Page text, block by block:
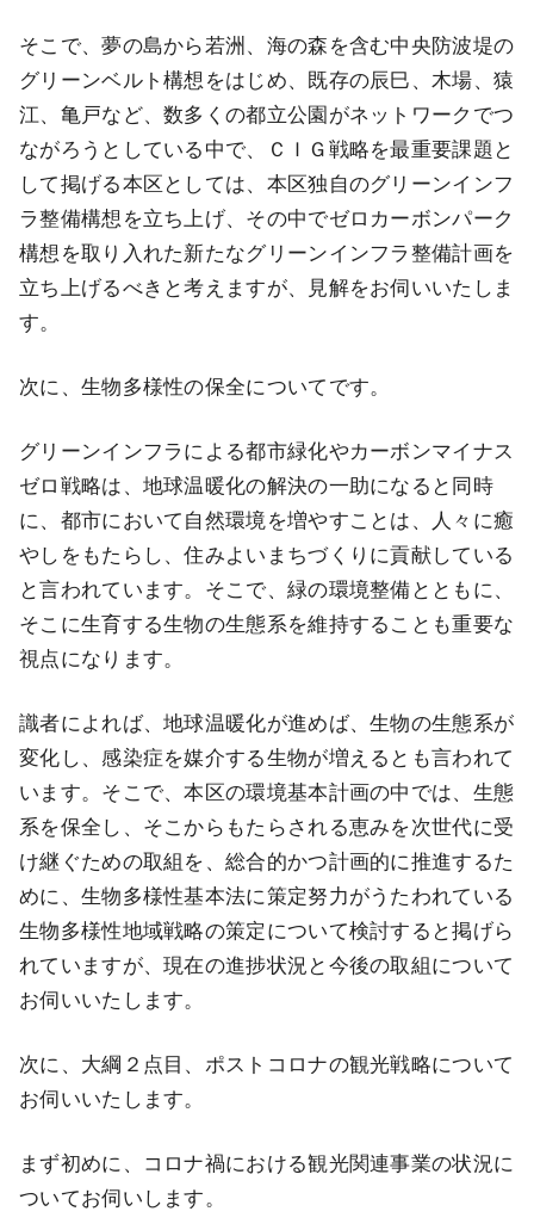
そこで、夢の島から若洲、海の森を含む中央防波堤の
グリーンベルト構想をはじめ、既存の辰巳、木場、猿
江、亀戸など、数多くの都立公園がネットワークでつ
ながろうとしている中で、ＣＩＧ戦略を最重要課題と
して掲げる本区としては、本区独自のグリーンインフ
ラ整備構想を立ち上げ、その中でゼロカーボンパーク
構想を取り入れた新たなグリーンインフラ整備計画を
立ち上げるべきと考えますが、見解をお伺いいたしま
す。
次に、生物多様性の保全についてです。
グリーンインフラによる都市緑化やカーボンマイナス
ゼロ戦略は、地球温暖化の解決の一助になると同時
に、都市において自然環境を増やすことは、人々に癒
やしをもたらし、住みよいまちづくりに貢献している
と言われています。そこで、緑の環境整備とともに、
そこに生育する生物の生態系を維持することも重要な
視点になります。
識者によれば、地球温暖化が進めば、生物の生態系が
変化し、感染症を媒介する生物が増えるとも言われて
います。そこで、本区の環境基本計画の中では、生態
系を保全し、そこからもたらされる恵みを次世代に受
け継ぐための取組を、総合的かつ計画的に推進するた
めに、生物多様性基本法に策定努力がうたわれている
生物多様性地域戦略の策定について検討すると掲げら
れていますが、現在の進捗状況と今後の取組について
お伺いいたします。
次に、大綱２点目、ポストコロナの観光戦略について
お伺いいたします。
まず初めに、コロナ禍における観光関連事業の状況に
ついてお伺いします。